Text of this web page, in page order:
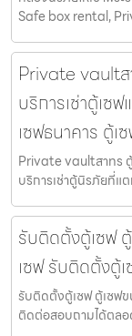
Safe box rental,
Private vaultส
บริการเช่าตู้เซ
เซฟธนาคาร ตู้เ
Private vaultสาทร ตู้
บริการเช่าตู้นิรภัยที่แ
รับติดตั้งตู้เซฟ
เซฟ รับติดตั้งตู้
รับติดตั้งตู้เซฟ ตู้เซฟ
ติดต่อสอบถามได้ตลอ